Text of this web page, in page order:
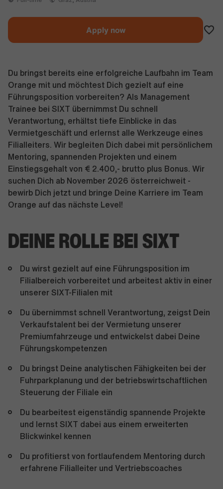
Apply now
Du bringst bereits eine erfolgreiche Laufbahn im Team
Orange mit und möchtest Dich gezielt auf eine
Führungsposition vorbereiten? Als Management
Trainee bei SIXT übernimmst Du schnell
Verantwortung, erhältst tiefe Einblicke in das
Vermietgeschäft und erlernst alle Werkzeuge eines
Filialleiters. Wir begleiten Dich dabei mit persönlichem
Mentoring, spannenden Projekten und einem
Einstiegsgehalt von € 2.400,- brutto plus Bonus. Wir
suchen Dich ab November 2026 österreichweit -
bewirb Dich jetzt und bringe Deine Karriere im Team
Orange auf das nächste Level!
DEINE ROLLE BEI SIXT
Du wirst gezielt auf eine Führungsposition im
Filialbereich vorbereitet und arbeitest aktiv in einer
unserer SIXT-Filialen mit
Du übernimmst schnell Verantwortung, zeigst Dein
Verkaufstalent bei der Vermietung unserer
Premiumfahrzeuge und entwickelst dabei Deine
Führungskompetenzen
Du bringst Deine analytischen Fähigkeiten bei der
Fuhrparkplanung und der betriebswirtschaftlichen
Steuerung der Filiale ein
Du bearbeitest eigenständig spannende Projekte
und lernst SIXT dabei aus einem erweiterten
Blickwinkel kennen
Du profitierst von fortlaufendem Mentoring durch
erfahrene Filialleiter und Vertriebscoaches